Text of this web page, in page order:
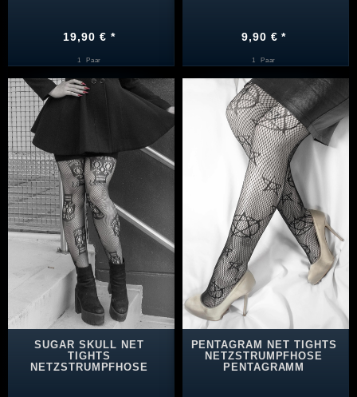
19,90 € *
1 Paar
9,90 € *
1 Paar
SUGAR SKULL NET
TIGHTS
NETZSTRUMPFHOSE
PENTAGRAM NET TIGHTS
NETZSTRUMPFHOSE
PENTAGRAMM